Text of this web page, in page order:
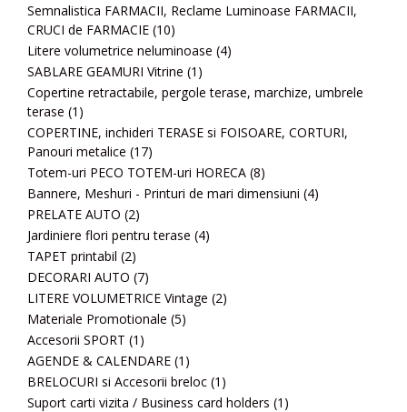
Semnalistica FARMACII, Reclame Luminoase FARMACII,
CRUCI de FARMACIE (10)
Litere volumetrice neluminoase (4)
SABLARE GEAMURI Vitrine (1)
Copertine retractabile, pergole terase, marchize, umbrele
terase (1)
COPERTINE, inchideri TERASE si FOISOARE, CORTURI,
Panouri metalice (17)
Totem-uri PECO TOTEM-uri HORECA (8)
Bannere, Meshuri - Printuri de mari dimensiuni (4)
PRELATE AUTO (2)
Jardiniere flori pentru terase (4)
TAPET printabil (2)
DECORARI AUTO (7)
LITERE VOLUMETRICE Vintage (2)
Materiale Promotionale (5)
Accesorii SPORT (1)
AGENDE & CALENDARE (1)
BRELOCURI si Accesorii breloc (1)
Suport carti vizita / Business card holders (1)